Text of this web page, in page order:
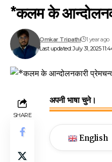
*कलम के
Last updated: July 31, 2025
Omkar Tripathi 1 year ago
SHARE
अपनी भाषा चुने।
English